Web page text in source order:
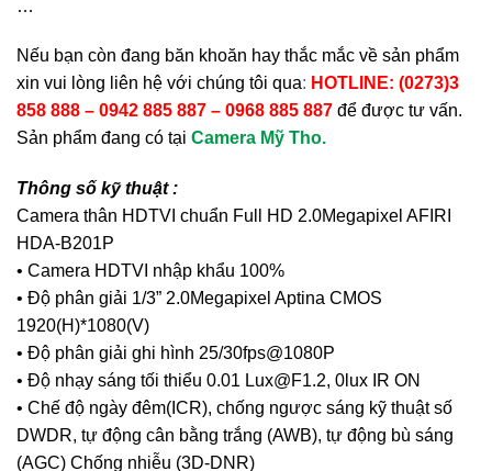
…
Nếu bạn còn đang băn khoăn hay thắc mắc về sản phẩm
xin vui lòng liên hệ với chúng tôi qua: HOTLINE: (0273)3
858 888 – 0942 885 887 – 0968 885 887 để được tư vấn.
Sản phẩm đang có tại Camera Mỹ Tho.
Thông số kỹ thuật :
Camera thân HDTVI chuẩn Full HD 2.0Megapixel AFIRI
HDA-B201P
• Camera HDTVI nhập khẩu 100%
• Độ phân giải 1/3” 2.0Megapixel Aptina CMOS
1920(H)*1080(V)
• Độ phân giải ghi hình 25/30fps@1080P
• Độ nhạy sáng tối thiểu 0.01 Lux@F1.2, 0lux IR ON
• Chế độ ngày đêm(ICR), chống ngược sáng kỹ thuật số
DWDR, tự động cân bằng trắng (AWB), tự động bù sáng
(AGC) Chống nhiễu (3D-DNR)